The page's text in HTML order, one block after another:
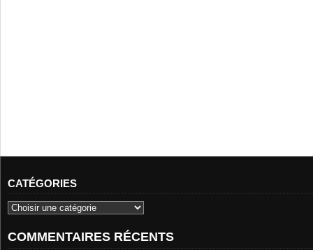
CATÉGORIES
COMMENTAIRES RÉCENTS